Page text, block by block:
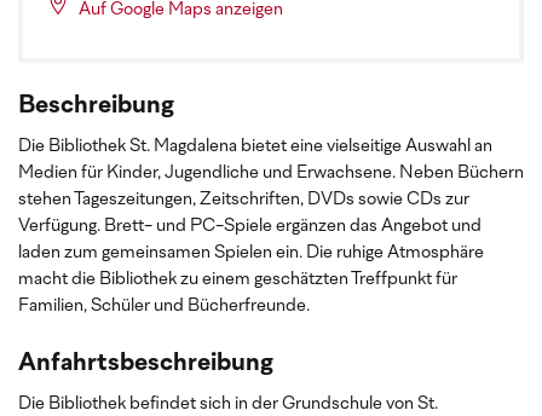
Beschreibung
Die Bibliothek St. Magdalena bietet eine vielseitige Auswahl an
Medien für Kinder, Jugendliche und Erwachsene. Neben Büchern
stehen Tageszeitungen, Zeitschriften, DVDs sowie CDs zur
Verfügung. Brett- und PC-Spiele ergänzen das Angebot und
laden zum gemeinsamen Spielen ein. Die ruhige Atmosphäre
macht die Bibliothek zu einem geschätzten Treffpunkt für
Familien, Schüler und Bücherfreunde.
Anfahrtsbeschreibung
Die Bibliothek befindet sich in der Grundschule von St.
Auf Google Maps anzeigen